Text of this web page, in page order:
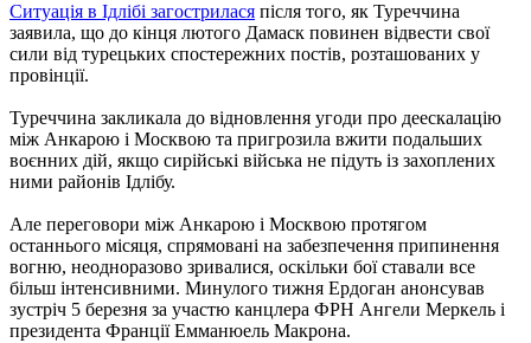
Ситуація в Ідлібі загострилася після того, як Туреччина
заявила, що до кінця лютого Дамаск повинен відвести свої
сили від турецьких спостережних постів, розташованих у
провінції.
Туреччина закликала до відновлення угоди про деескалацію
між Анкарою і Москвою та пригрозила вжити подальших
воєнних дій, якщо сирійські війська не підуть із захоплених
ними районів Ідлібу.
Але переговори між Анкарою і Москвою протягом
останнього місяця, спрямовані на забезпечення припинення
вогню, неодноразово зривалися, оскільки бої ставали все
більш інтенсивними. Минулого тижня Ердоган анонсував
зустріч 5 березня за участю канцлера ФРН Ангели Меркель і
президента Франції Емманюель Макрона.